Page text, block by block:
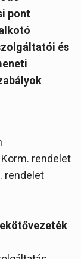
pont
és
rendelet
rendelet